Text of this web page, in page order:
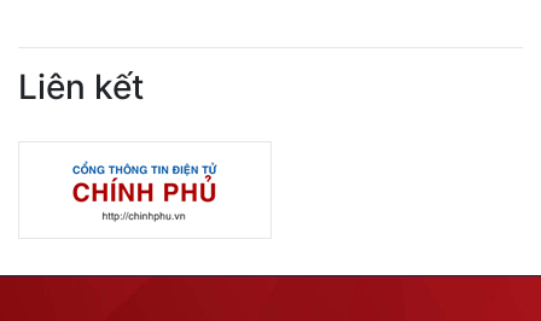
Liên kết